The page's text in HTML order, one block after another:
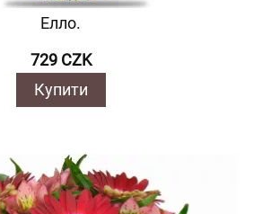
Елло.
729 CZK
Купити